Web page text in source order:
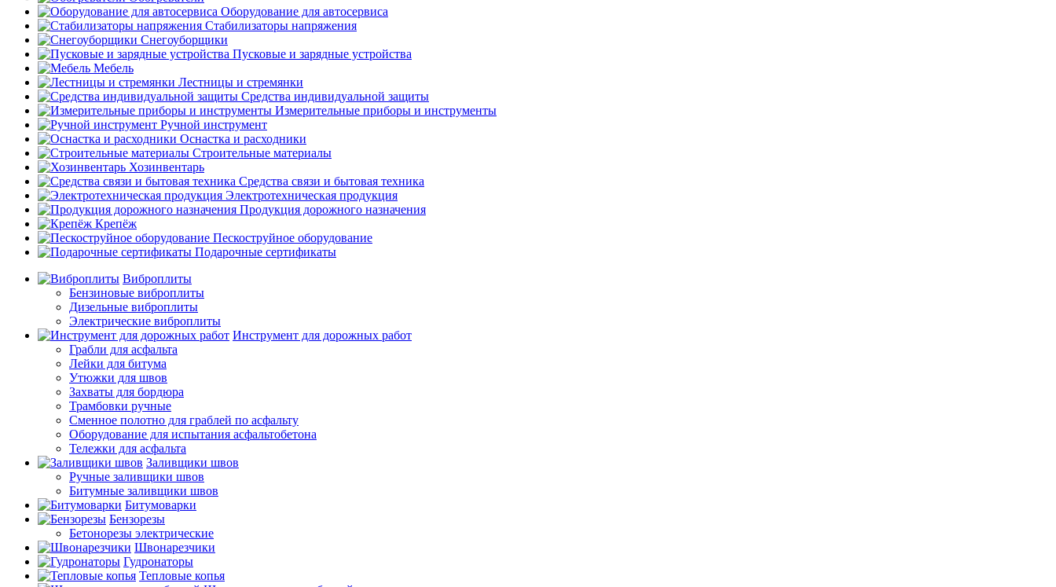
Оборудование для автосервиса
Стабилизаторы напряжения
Снегоуборщики
Пусковые и зарядные устройства
Мебель
Лестницы и стремянки
Средства индивидуальной защиты
Измерительные приборы и инструменты
Ручной инструмент
Оснастка и расходники
Строительные материалы
Хозинвентарь
Средства связи и бытовая техника
Электротехническая продукция
Продукция дорожного назначения
Крепёж
Пескоструйное оборудование
Подарочные сертификаты
Виброплиты
Бензиновые виброплиты
Дизельные виброплиты
Электрические виброплиты
Инструмент для дорожных работ
Грабли для асфальта
Лейки для битума
Утюжки для швов
Захваты для бордюра
Трамбовки ручные
Сменное полотно для граблей по асфальту
Оборудование для испытания асфальтобетона
Тележки для асфальта
Заливщики швов
Ручные заливщики швов
Битумные заливщики швов
Битумоварки
Бензорезы
Бетонорезы электрические
Швонарезчики
Гудронаторы
Тепловые копья